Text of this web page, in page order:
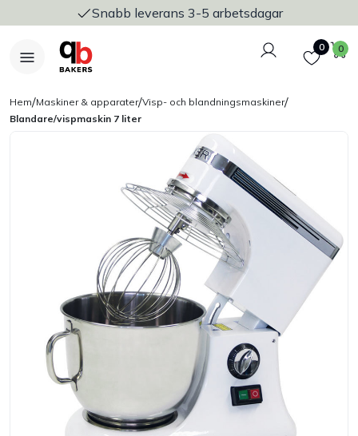
Snabb leverans 3-5 arbetsdagar
Logga in
Favoriter
0 0
Bageriplåtar & bakformar
Stickvagnar & transport
Utensilier
Bord
Råvaruhantering & lagring
Hem/Maskiner & apparater/Visp- och blandningsmaskiner/
Blandare/vispmaskin 7 liter